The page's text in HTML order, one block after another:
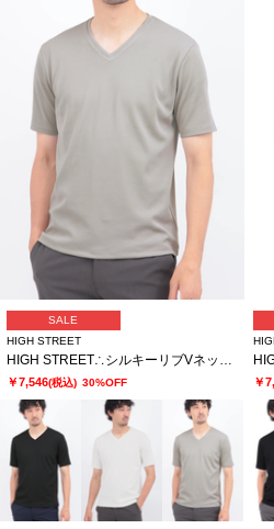
SALE
HIGH STREET
HIGH STREET∴シルキーリブVネック半袖カットソー
￥7,546(税込) 30%OFF ￥